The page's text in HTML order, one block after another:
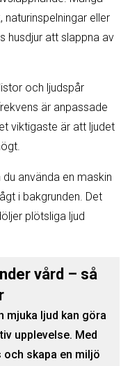
eller
husdjur att slappna av
och ljudspår
är anpassade
viktigaste är att ljudet
använda en maskin
i bakgrunden. Det
plötsliga ljud
vård – så
mjuka ljud kan göra
upplevelse. Med
och skapa en miljö